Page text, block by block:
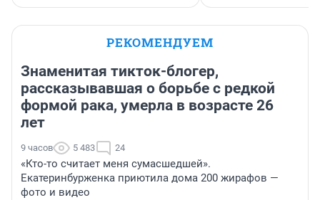
РЕКОМЕНДУЕМ
Знаменитая тикток-блогер,
рассказывавшая о борьбе с редкой
формой рака, умерла в возрасте 26
лет
9 часов 5 483 24
«Кто-то считает меня сумасшедшей».
Екатеринбурженка приютила дома 200 жирафов —
фото и видео